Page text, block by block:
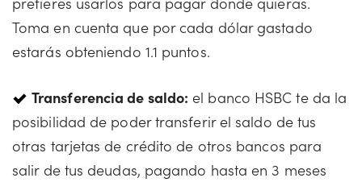
Toma en cuenta que por cada dólar gastado
estarás obteniendo 1.1 puntos.
Transferencia de saldo: el banco HSBC te da la
posibilidad de poder transferir el saldo de tus
otras tarjetas de crédito de otros bancos para
salir de tus deudas, pagando hasta en 3 meses